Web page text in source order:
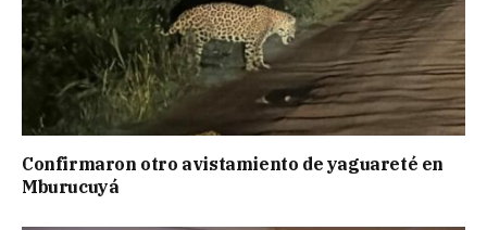
Confirmaron otro avistamiento de yaguareté en
Mburucuyá